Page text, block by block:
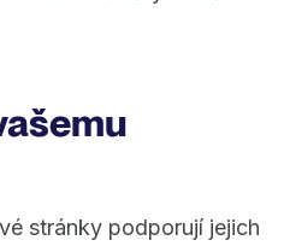
stránky podporují jejich